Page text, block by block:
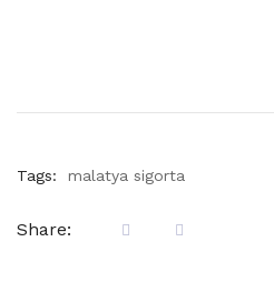
Tags: malatya sigorta
Share: